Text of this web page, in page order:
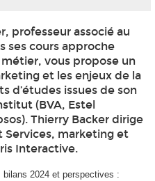
professeur associé au
ses cours approche
vous propose un
et les enjeux de la
d’études issues de son
(BVA, Estel
Thierry Backer dirige
Services, marketing et
Interactive.
bilans 2024 et perspectives :